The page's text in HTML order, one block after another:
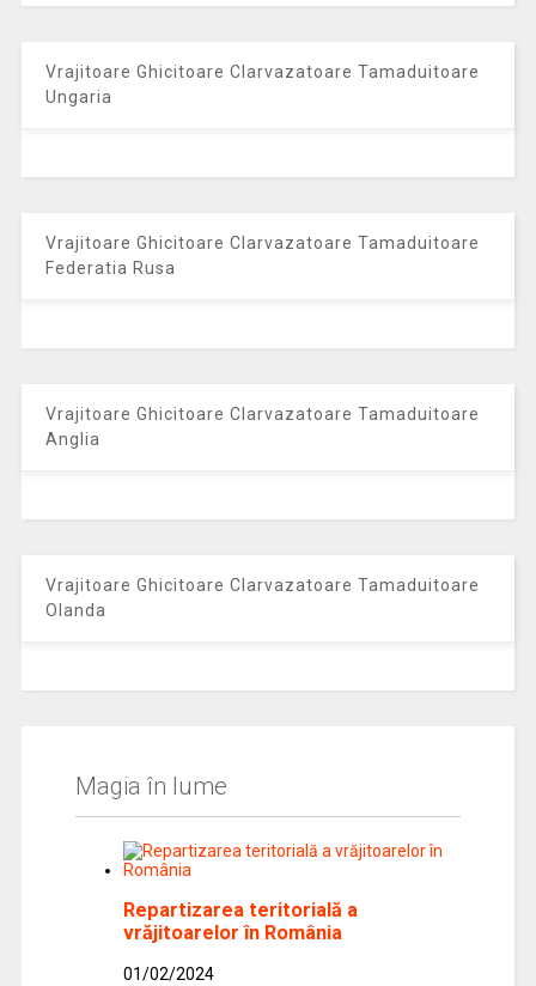
Vrajitoare Ghicitoare Clarvazatoare Tamaduitoare
Ungaria
Vrajitoare Ghicitoare Clarvazatoare Tamaduitoare
Federatia Rusa
Vrajitoare Ghicitoare Clarvazatoare Tamaduitoare
Anglia
Vrajitoare Ghicitoare Clarvazatoare Tamaduitoare
Olanda
Magia în lume
Repartizarea teritorială a
vrăjitoarelor în România
01/02/2024